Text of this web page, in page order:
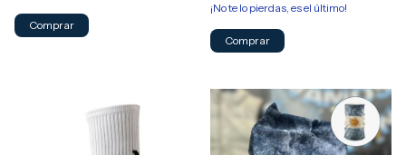
Comprar
¡No te lo pierdas, es el último!